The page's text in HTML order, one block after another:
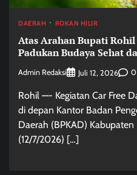
DAERAH ROKAN HILIR
Atas Arahan Bupati Rohil
Padukan Budaya Sehat
Admin Redaksi Juli 12, 2026 0
Rohil —- Kegiatan Car Free
di depan Kantor Badan
Daerah (BPKAD)
(12/7/2026) […]